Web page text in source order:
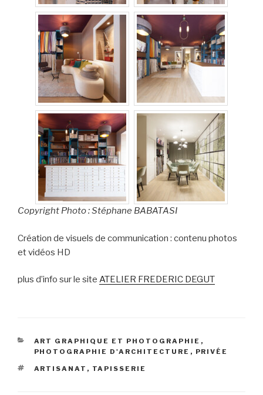
Copyright Photo : Stéphane BABATASI
Création de visuels de communication : contenu photos
et vidéos HD
plus d’info sur le site ATELIER FREDERIC DEGUT
CATÉGORIES
ART GRAPHIQUE ET PHOTOGRAPHIE ,
PHOTOGRAPHIE D'ARCHITECTURE , PRIVÉE
ÉTIQUETTES
ARTISANAT , TAPISSERIE